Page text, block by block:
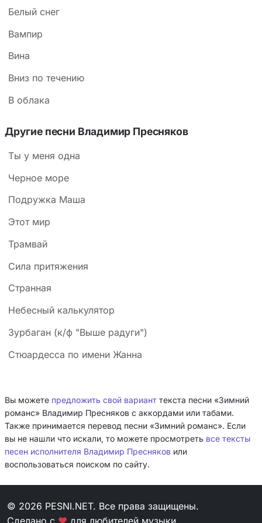
Белый снег
Вампир
Вина
Вниз по течению
В облака
Другие песни Владимир Пресняков
Ты у меня одна
Черное море
Подружка Маша
Этот мир
Трамвай
Сила притяжения
Странная
Небесный калькулятор
Зурбаган (к/ф "Выше радуги")
Стюардесса по имени Жанна
Вы можете предложить свой вариант текста песни «Зимний
романс» Владимир Пресняков с аккордами или табами.
Также принимается перевод песни «Зимний романс». Если
вы не нашли что искали, то можете просмотреть все тексты
песен исполнителя Владимир Пресняков или
воспользоваться поиском по сайту.
© 2026 PESNI.NET. Все права защищены.